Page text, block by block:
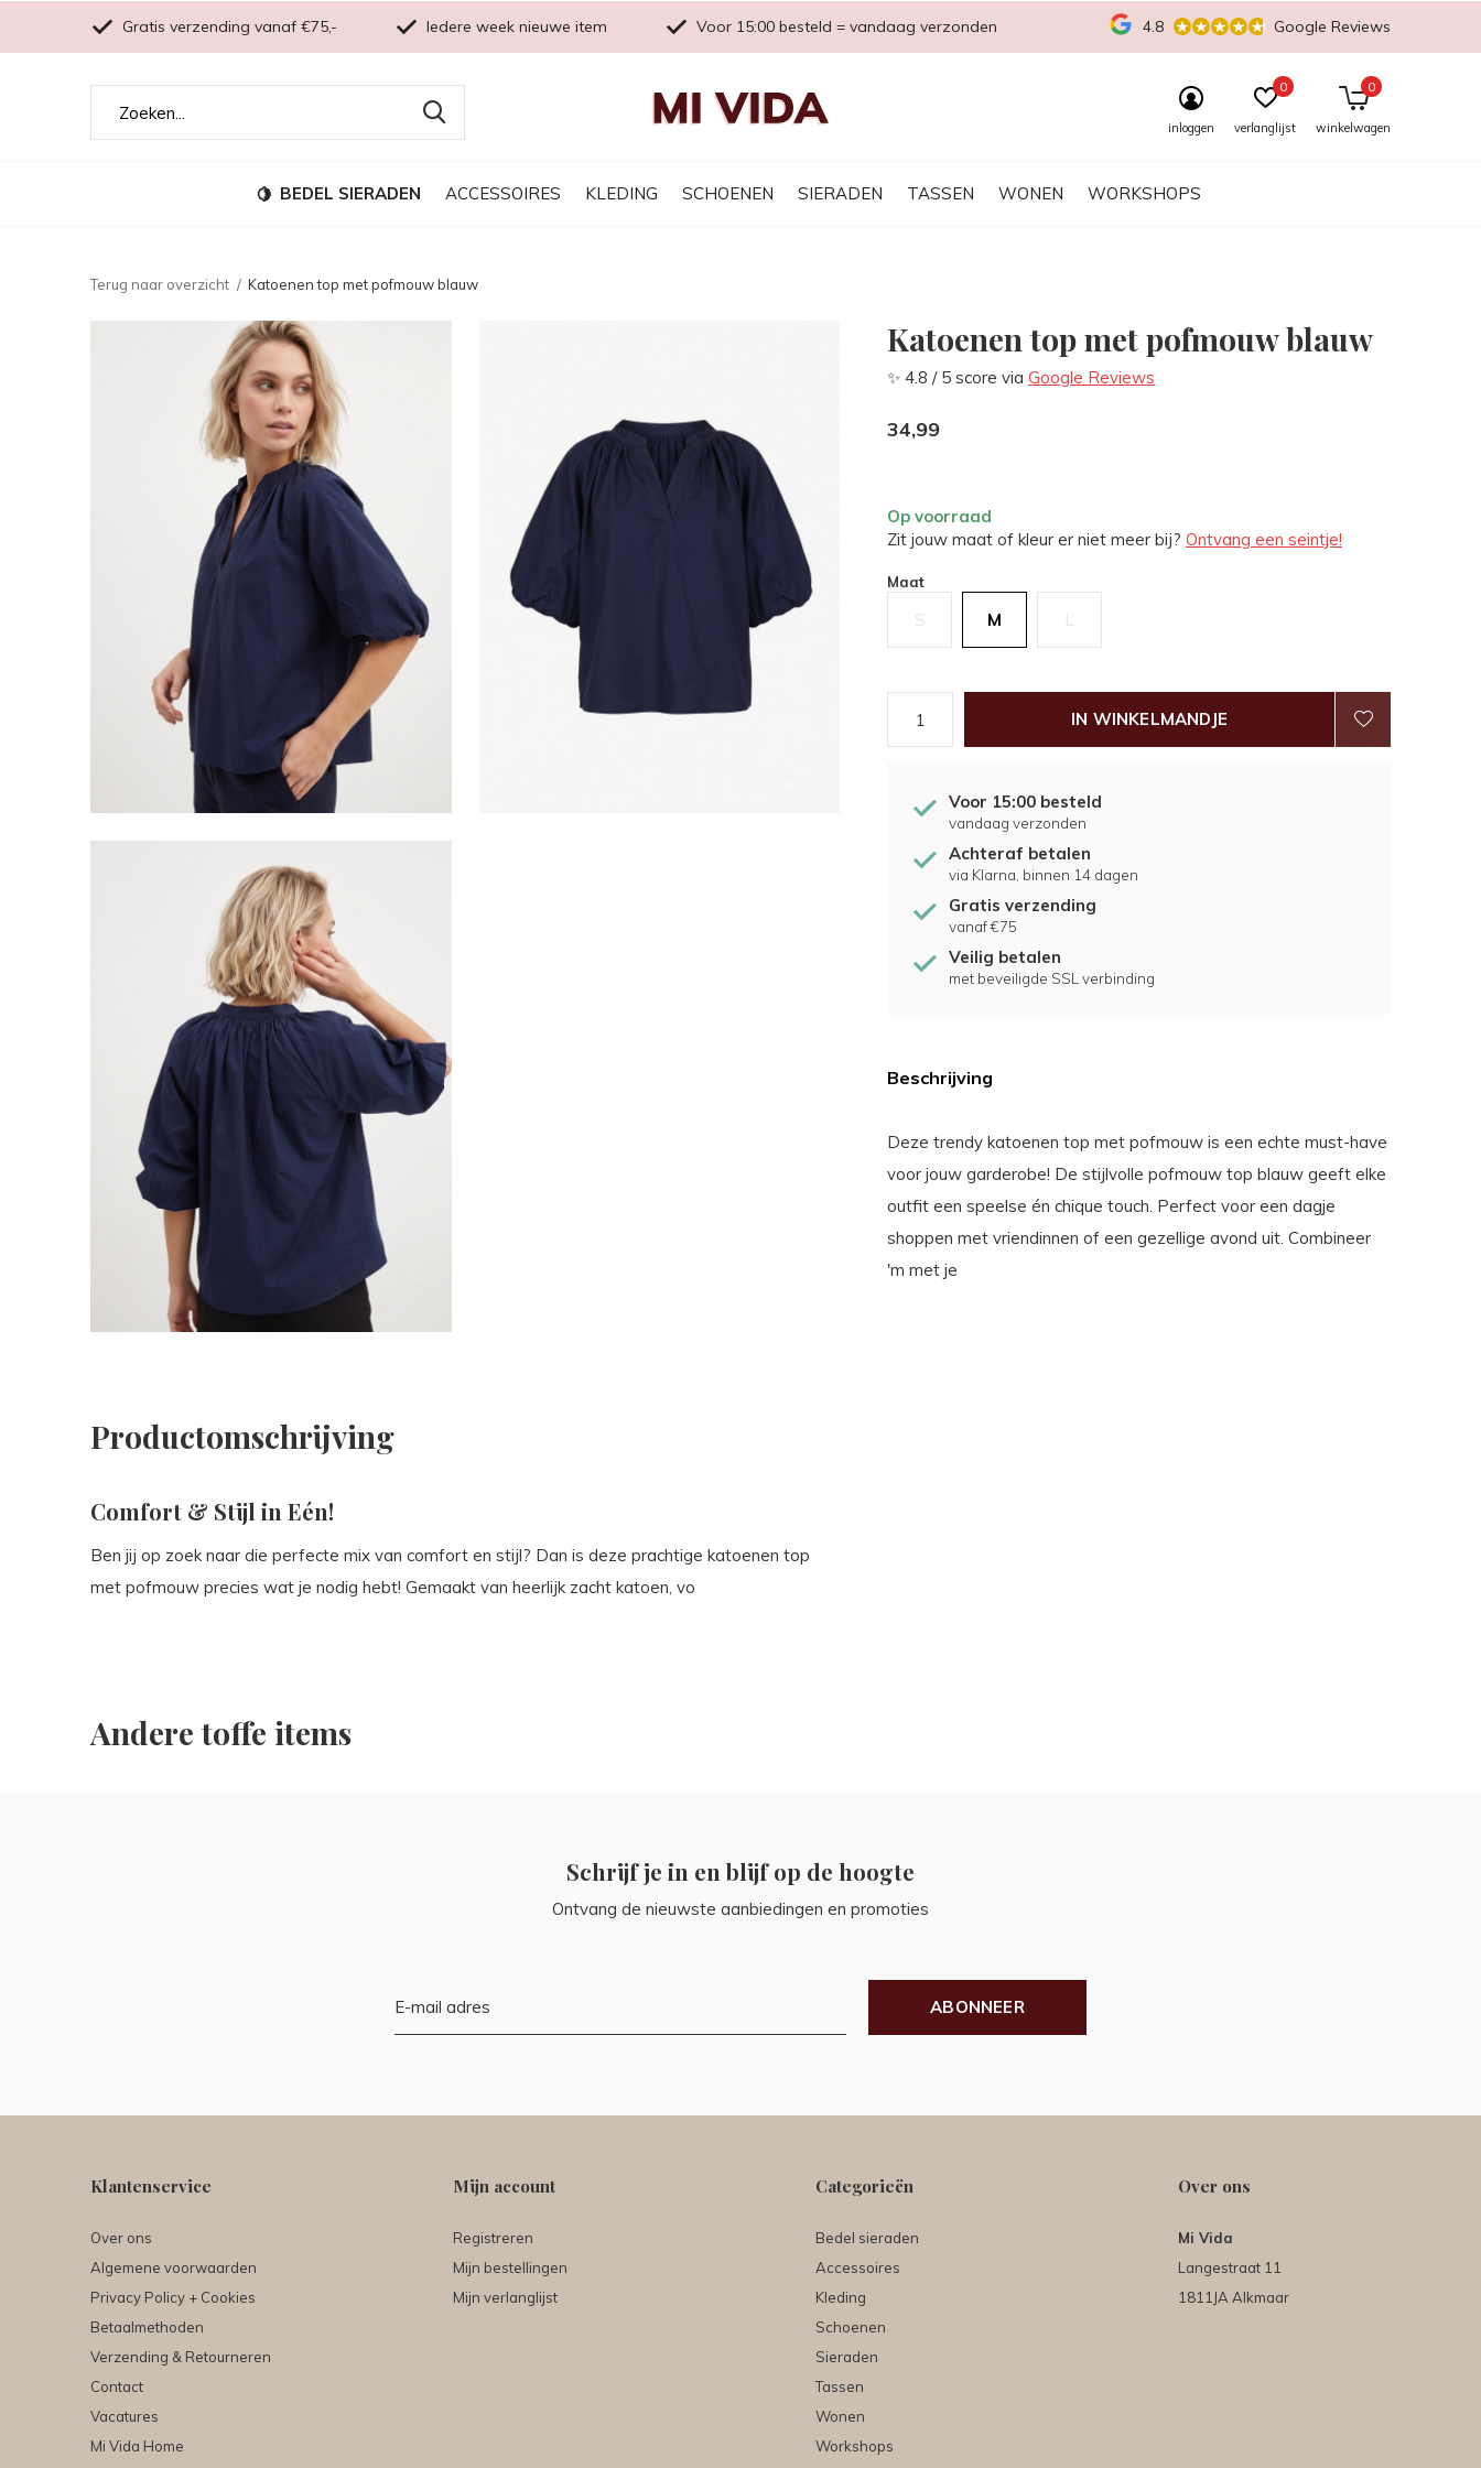
BEDEL SIERADEN ACCESSOIRES KLEDING SCHOENEN SIERADEN TASSEN WONEN WORKSHOPS
inloggen verlanglijst
0
winkelwagen
0
Gratis verzending vanaf €75,- Iedere week nieuwe item Voor 15:00 besteld = vandaag verzonden 4.8 Google Reviews
Terug naar overzicht Katoenen top met pofmouw blauw
Katoenen top met pofmouw blauw
✨ 4.8 / 5 score via Google Reviews
34,99
Op voorraad
Zit jouw maat of kleur er niet meer bij? Ontvang een seintje!
Maat
S M L
IN WINKELMANDJE
Voor 15:00 besteld
vandaag verzonden
Achteraf betalen
via Klarna, binnen 14 dagen
Gratis verzending
vanaf €75
Veilig betalen
met beveiligde SSL verbinding
Beschrijving
Deze trendy katoenen top met pofmouw is een echte must-have
voor jouw garderobe! De stijlvolle pofmouw top blauw geeft elke
outfit een speelse én chique touch. Perfect voor een dagje
shoppen met vriendinnen of een gezellige avond uit. Combineer
'm met je
Productomschrijving
Comfort & Stijl in Eén!
Ben jij op zoek naar die perfecte mix van comfort en stijl? Dan is deze prachtige katoenen top
met pofmouw precies wat je nodig hebt! Gemaakt van heerlijk zacht katoen, vo
Andere toffe items
Schrijf je in en blijf op de hoogte
Ontvang de nieuwste aanbiedingen en promoties
ABONNEER
Klantenservice
Over ons
Algemene voorwaarden
Privacy Policy + Cookies
Betaalmethoden
Verzending & Retourneren
Contact
Vacatures
Mi Vida Home
Mijn account
Registreren
Mijn bestellingen
Mijn verlanglijst
Categorieën
Bedel sieraden
Accessoires
Kleding
Schoenen
Sieraden
Tassen
Wonen
Workshops
Over ons
Mi Vida
Langestraat 11
1811JA Alkmaar